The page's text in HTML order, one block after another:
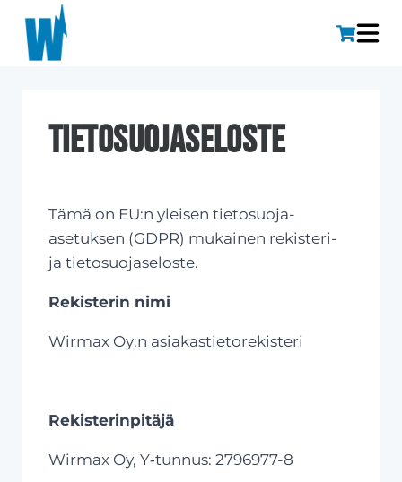
Tietosuojaseloste
Tämä on EU:n yleisen tietosuoja-
asetuksen (GDPR) mukainen rekisteri-
ja tietosuojaseloste.
Rekisterin nimi
Wirmax Oy:n asiakastietorekisteri
Rekisterinpitäjä
Wirmax Oy, Y‑tunnus: 2796977-8